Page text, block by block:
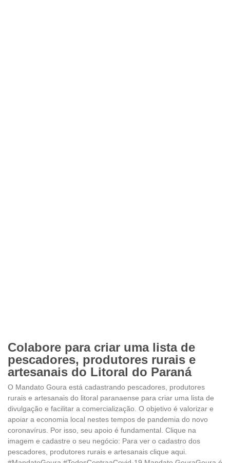
Colabore para criar uma lista de
pescadores, produtores rurais e
artesanais do Litoral do Paraná
O Mandato Goura está cadastrando pescadores, produtores
rurais e artesanais do litoral paranaense para criar uma lista de
divulgação e facilitar a comercialização. O objetivo é valorizar e
apoiar a economia local nestes tempos de pandemia do novo
coronavírus. Por isso, seu apoio é fundamental. Clique na
imagem e cadastre o seu negócio: Para ver o cadastro dos
pescadores, produtores rurais e artesanais clique aqui.